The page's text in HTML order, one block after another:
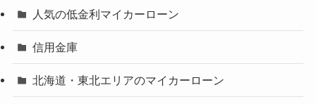
人気の低金利マイカーローン
信用金庫
北海道・東北エリアのマイカーローン